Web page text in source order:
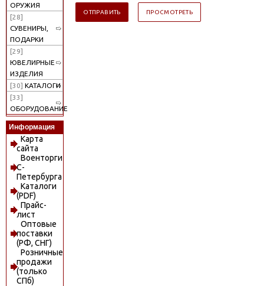
ОРУЖИЯ
[28]
СУВЕНИРЫ,
ПОДАРКИ
[29]
ЮВЕЛИРНЫЕ
ИЗДЕЛИЯ
[30] КАТАЛОГИ
[33]
ОБОРУДОВАНИЕ
Информация
Карта
сайта
Военторги
С-
Петербурга
Каталоги
(PDF)
Прайс-
лист
Оптовые
поставки
(РФ, СНГ)
Розничные
продажи
(только
СПб)